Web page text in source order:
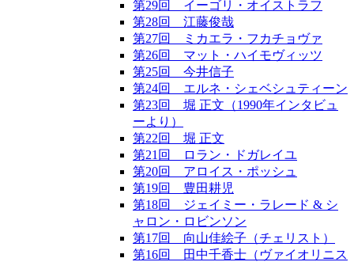
第29回 イーゴリ・オイストラフ
第28回 江藤俊哉
第27回 ミカエラ・フカチョヴァ
第26回 マット・ハイモヴィッツ
第25回 今井信子
第24回 エルネ・シェベシュティーン
第23回 堀 正文（1990年インタビュ
ーより）
第22回 堀 正文
第21回 ロラン・ドガレイユ
第20回 アロイス・ポッシュ
第19回 豊田耕児
第18回 ジェイミー・ラレード & シ
ャロン・ロビンソン
第17回 向山佳絵子（チェリスト）
第16回 田中千香士（ヴァイオリニス